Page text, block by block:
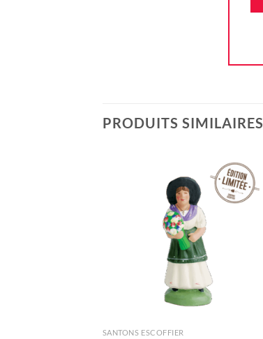
PRODUITS SIMILAIRES
Ajouter
à la liste
d'envie
SANTONS ESCOFFIER